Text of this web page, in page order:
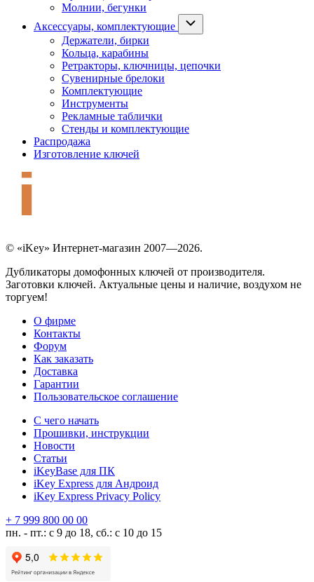
Молнии, бегунки
Аксессуары, комплектующие
Держатели, бирки
Кольца, карабины
Ретракторы, ключницы, цепочки
Сувенирные брелоки
Комплектующие
Инструменты
Рекламные таблички
Стенды и комплектующие
Распродажа
Изготовление ключей
© «iKey» Интернет-магазин 2007—2026.
Дубликаторы домофонных ключей от производителя.
Заготовки ключей. Актуальные цены и наличие, воздухом не
торгуем!
О фирме
Контакты
Форум
Как заказать
Доставка
Гарантии
Пользовательское соглашение
С чего начать
Прошивки, инструкции
Новости
Статьи
iKeyBase для ПК
iKey Express для Андроид
iKey Express Privacy Policy
+ 7 999 800 00 00
пн. - пт.: с 9 до 18, сб.: с 10 до 15